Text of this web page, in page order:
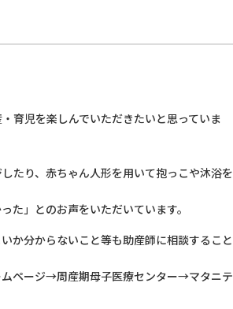
お問い合わせ
育児を楽しんでいただきたいと思っていま
たり、赤ちゃん人形を用いて抱っこや沐浴を
た」とのお声をいただいています。
か分からないこと等も助産師に相談すること
ページ→周産期母子医療センター→マタニテ